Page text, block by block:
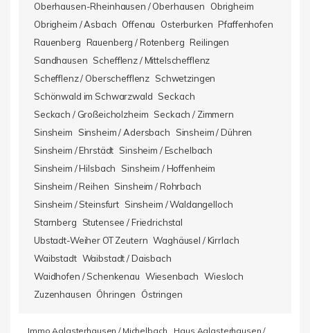
Oberhausen-Rheinhausen / Oberhausen
Obrigheim
Obrigheim / Asbach Offenau Osterburken Pfaffenhofen
Rauenberg Rauenberg / Rotenberg Reilingen
Sandhausen Schefflenz / Mittelschefflenz
Schefflenz / Oberschefflenz Schwetzingen
Schönwald im Schwarzwald Seckach
Seckach / Großeicholzheim Seckach / Zimmern
Sinsheim
Sinsheim / Adersbach
Sinsheim / Dühren
Sinsheim / Ehrstädt Sinsheim / Eschelbach
Sinsheim / Hilsbach
Sinsheim / Hoffenheim
Sinsheim / Reihen Sinsheim / Rohrbach
Sinsheim / Steinsfurt Sinsheim / Waldangelloch
Starnberg
Stutensee / Friedrichstal
Ubstadt-Weiher OT Zeutern Waghäusel / Kirrlach
Waibstadt Waibstadt / Daisbach
Waidhofen / Schenkenau Wiesenbach Wiesloch
Zuzenhausen Öhringen Östringen
Immo Aglasterhausen / Michelbach
Haus Aglasterhausen /